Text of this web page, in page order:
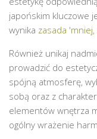
japońskim kluczowe
wynika zasada
Również unikaj
prowadzić do
spójną atmosferę,
sobą oraz z
elementów wnętrza
ogólny wrażenie